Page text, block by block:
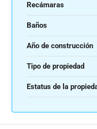
Recámaras
Baños
Año de construcción
Tipo de propiedad
Estatus de la